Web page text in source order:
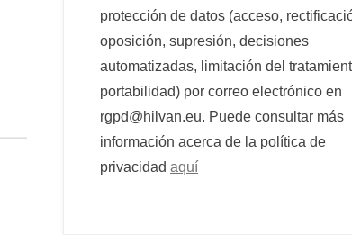
protección de datos (acceso,
oposición, supresión, decisiones
automatizadas, limitación del
portabilidad) por correo electrónico en
rgpd@hilvan.eu. Puede consultar más
información acerca de la política de
privacidad aquí